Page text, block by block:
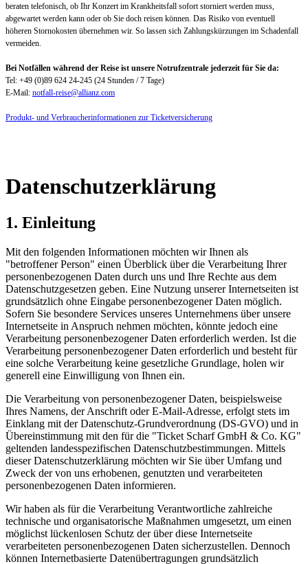
beraten telefonisch, ob Ihr Konzert im Krankheitsfall sofort storniert werden muss,
abgewartet werden kann oder ob Sie doch reisen können. Das Risiko von eventuell
höheren Stornokosten übernehmen wir. So lassen sich Zahlungskürzungen im Schadenfall
vermeiden.
Bei Notfällen während der Reise ist unsere Notrufzentrale jederzeit für Sie da:
Tel: +49 (0)89 624 24-245 (24 Stunden / 7 Tage)
E-Mail: notfall-reise@allianz.com
Produkt- und Verbraucherinformationen zur Ticketversicherung
Datenschutzerklärung
1. Einleitung
Mit den folgenden Informationen möchten wir Ihnen als
"betroffener Person" einen Überblick über die Verarbeitung Ihrer
personenbezogenen Daten durch uns und Ihre Rechte aus dem
Datenschutzgesetzen geben. Eine Nutzung unserer Internetseiten ist
grundsätzlich ohne Eingabe personenbezogener Daten möglich.
Sofern Sie besondere Services unseres Unternehmens über unsere
Internetseite in Anspruch nehmen möchten, könnte jedoch eine
Verarbeitung personenbezogener Daten erforderlich werden. Ist die
Verarbeitung personenbezogener Daten erforderlich und besteht für
eine solche Verarbeitung keine gesetzliche Grundlage, holen wir
generell eine Einwilligung von Ihnen ein.
Die Verarbeitung von personenbezogener Daten, beispielsweise
Ihres Namens, der Anschrift oder E-Mail-Adresse, erfolgt stets im
Einklang mit der Datenschutz-Grundverordnung (DS-GVO) und in
Übereinstimmung mit den für die "Ticket Scharf GmbH & Co. KG"
geltenden landesspezifischen Datenschutzbestimmungen. Mittels
dieser Datenschutzerklärung möchten wir Sie über Umfang und
Zweck der von uns erhobenen, genutzten und verarbeiteten
personenbezogenen Daten informieren.
Wir haben als für die Verarbeitung Verantwortliche zahlreiche
technische und organisatorische Maßnahmen umgesetzt, um einen
möglichst lückenlosen Schutz der über diese Internetseite
verarbeiteten personenbezogenen Daten sicherzustellen. Dennoch
können Internetbasierte Datenübertragungen grundsätzlich